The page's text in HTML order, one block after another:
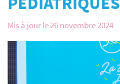
Mis à jour le 26 novembre 2024